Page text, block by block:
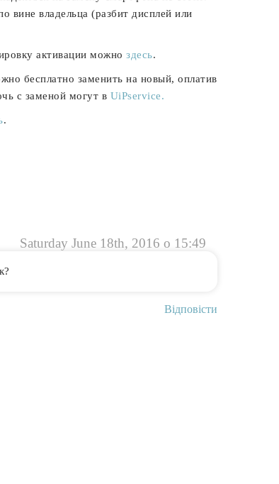
вине владельца (разбит дисплей или
активации можно здесь.
бесплатно заменить на новый, оплатив
с заменой могут в UiPservice.
.
Saturday June 18th, 2016 о 15:49
Відповісти